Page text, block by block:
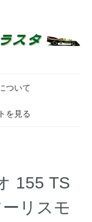
ついて
を見る
155 TS
リスモ